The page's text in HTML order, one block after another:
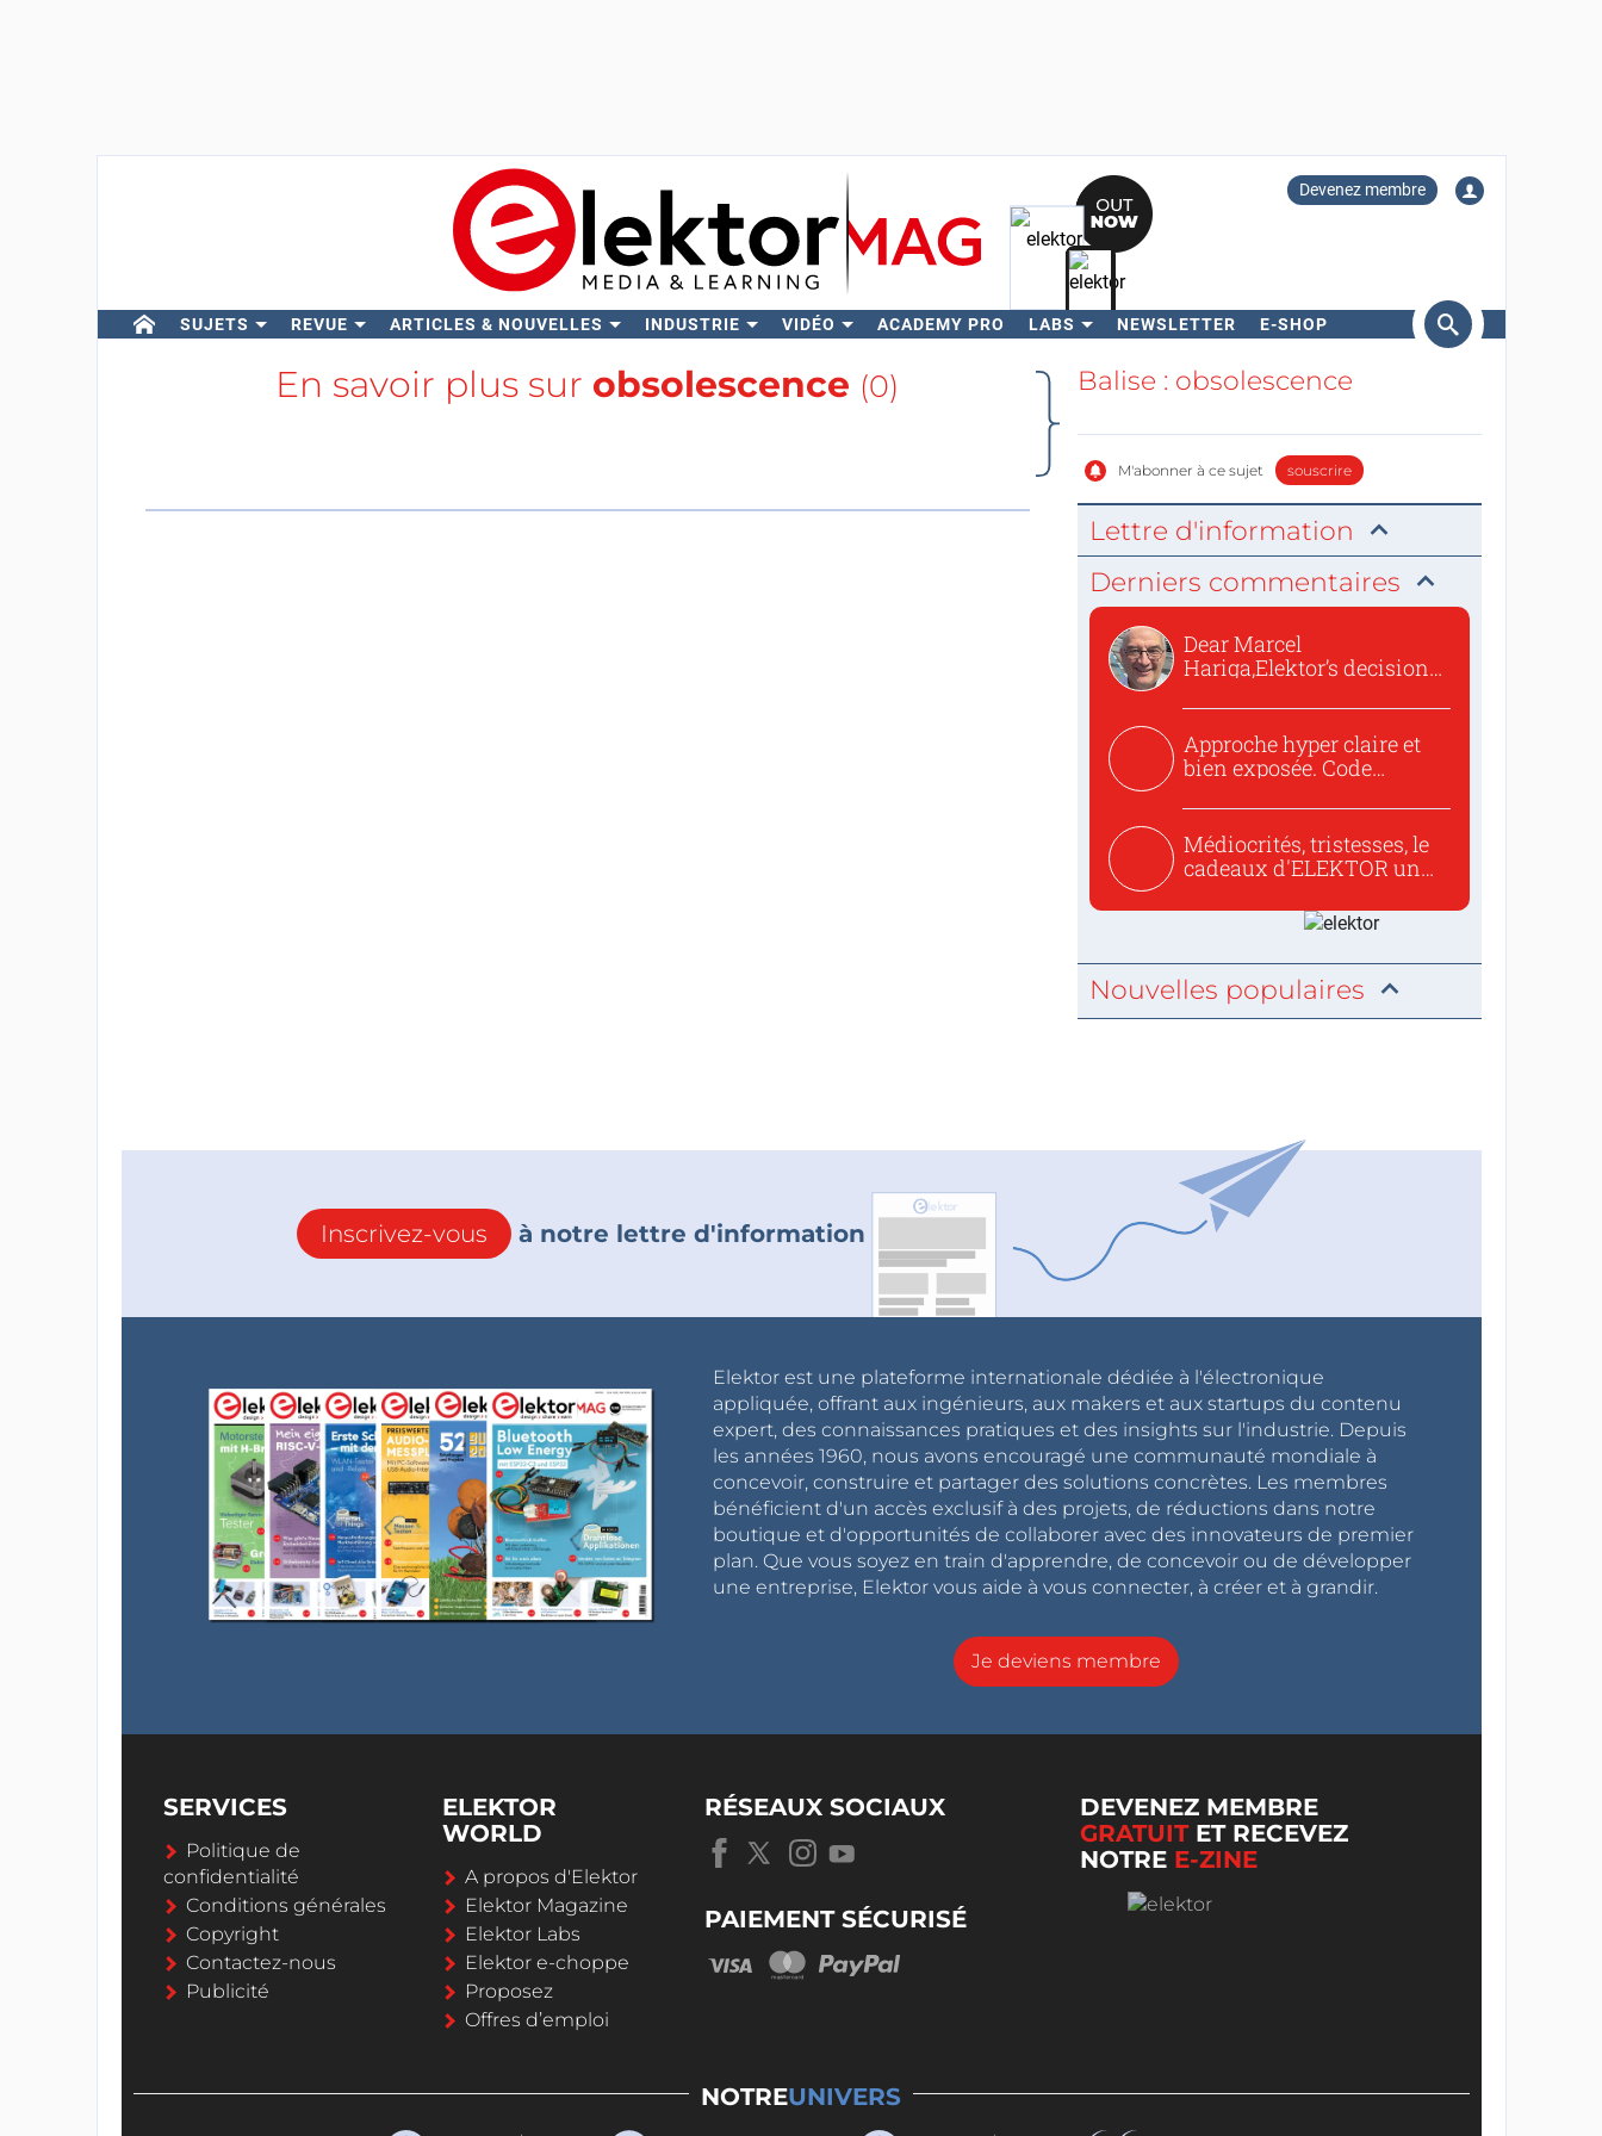
Devenez membre
SUJETS REVUE ARTICLES & NOUVELLES INDUSTRIE VIDÉO ACADEMY PRO LABS NEWSLETTER E-SHOP
Rechercher
En savoir plus sur obsolescence (0) Balise : obsolescence
M'abonner à ce sujet souscrire
Lettre d'information
Derniers commentaires
Dear Marcel
Hariga,Elektor’s decision
Approche hyper claire et
bien exposée. Code
Médiocrités, tristesses, le
cadeaux d'ELEKTOR un
Nouvelles populaires
Inscrivez-vous à notre lettre d'information
Elektor est une plateforme internationale dédiée à l'électronique
appliquée, offrant aux ingénieurs, aux makers et aux startups du contenu
expert, des connaissances pratiques et des insights sur l'industrie. Depuis
les années 1960, nous avons encouragé une communauté mondiale à
concevoir, construire et partager des solutions concrètes. Les membres
bénéficient d'un accès exclusif à des projets, de réductions dans notre
boutique et d'opportunités de collaborer avec des innovateurs de premier
plan. Que vous soyez en train d'apprendre, de concevoir ou de développer
une entreprise, Elektor vous aide à vous connecter, à créer et à grandir.
Je deviens membre
SERVICES
Politique de
confidentialité
Conditions générales
Copyright
Contactez-nous
Publicité
ELEKTOR
WORLD
A propos d'Elektor
Elektor Magazine
Elektor Labs
Elektor e-choppe
Proposez
Offres d’emploi
RÉSEAUX SOCIAUX
PAIEMENT SÉCURISÉ
DEVENEZ MEMBRE
GRATUITET RECEVEZ
NOTRE E-ZINE
NOTREUNIVERS